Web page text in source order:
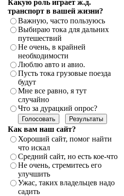
Какую роль играет ж.д.
транспорт в вашей жизни?
Важную, часто пользуюсь
Выбираю тока для дальних
путешествий
Не очень, в крайней
необходимости
Люблю авто и авио.
Пусть тока грузовые поезда
будут
Мне все равно, я тут
случайно
Что за дурацкий опрос?
Как вам наш сайт?
Хороший сайт, помог найти
что искал
Средний сайт, но есть кое-что
Не очень, стремитесь его
улучшить
Ужас, таких владельцев надо
садить